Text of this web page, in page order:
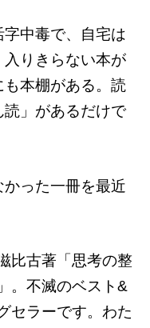
中毒で、自宅は
りきらない本が
本棚がある。読
」があるだけで
った一冊を最近
比古著「思考の整
。不滅のベスト&
セラーです。わた